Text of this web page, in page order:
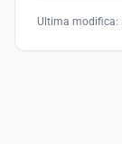
Ultima modifica: